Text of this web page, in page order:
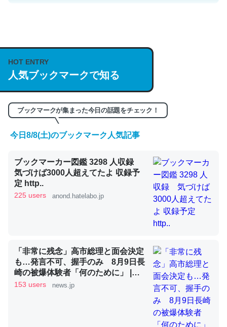
説してる記事が少ないので貴重な良記事。/続編来た
https://isobe324649.hatenablog.com/entry/2023/03/27
/064121
─GPTの仕組みと限界についての考察（１） - conceptualization
くらい。小説でいう「ずっと前の伏線」は回収されないけ
ど、短期記憶というには多い分量。進化すればするほど分
かりやすく強くなりそう
─GPTの仕組みと限界についての考察（１） - conceptualization
昆虫ってカルシウム少ないのか。知らんかった。調べたら
コオロギのカルシウム分はエビの600分の1程度。
─ニュース :: 【研究発表】昆虫学の大問題＝「昆虫はなぜ海にいな
HOT ENTRY
人気ブックマークで知る
ブックマークが集まった今日の話題をチェック！
今日8/8(土)のブックマーク人気記事
ブックマーカー図鑑 3298 人収録
気づけば3000人超えてたよ 収録予
定 http..
225 users anond.hatelabo.jp
「非常に残念」高市総理と面会決定
も…発言不可、握手のみ 8月9日長
崎の被爆体験者「何のために」 |
NEWSjp
153 users news.jp